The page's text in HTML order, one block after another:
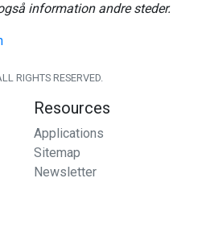
information andre steder.
RIGHTS RESERVED.
Resources
Applications
Sitemap
Newsletter